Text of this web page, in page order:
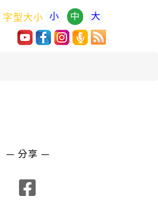
字型大小 小 中 大
— 分享 —